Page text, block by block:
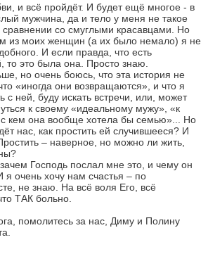
и всё пройдёт. И будет ещё многое - в
мужчина, да и тело у меня не такое
сравнении со смуглыми красавцами. Но
из моих женщин (а их было немало) я не
И если правда, что есть
то это была она. Просто знаю.
но очень боюсь, что эта история не
«иногда они возвращаются», и что я
с ней, буду искать встречи, или, может
к своему «идеальному мужу», «к
с кем она вообще хотела бы семью»... Но
нас, как простить ей случившееся? И
– наверное, но можно ли жить,
Господь послал мне это, и чему он
я очень хочу нам счастья – по
не знаю. На всё воля Его, всё
ТАК больно.
помолитесь за нас, Диму и Полину